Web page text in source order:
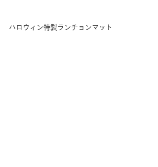
ハロウィン特製ランチョンマット